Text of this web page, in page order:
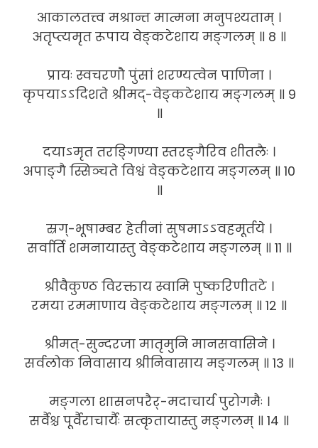
आकालतत्त्व मश्रान्त मात्मना मनुपश्यताम् ।
अतृप्त्यमृत रूपाय वेङ्कटेशाय मङ्गलम् ॥ 8 ॥
प्रायः स्वचरणौ पुंसां शरण्यत्वेन पाणिना ।
कृपयाऽऽदिशते श्रीमद्-वेङ्कटेशाय मङ्गलम् ॥ 9
॥
दयाऽमृत तरङ्गिण्या स्तरङ्गैरिव शीतलैः ।
अपाङ्गै स्सिञ्चते विश्वं वेङ्कटेशाय मङ्गलम् ॥ 10
॥
स्रग्-भूषाम्बर हेतीनां सुषमाऽऽवहमूर्तये ।
सर्वार्ति शमनायास्तु वेङ्कटेशाय मङ्गलम् ॥ 11 ॥
श्रीवैकुण्ठ विरक्ताय स्वामि पुष्करिणीतटे ।
रमया रममाणाय वेङ्कटेशाय मङ्गलम् ॥ 12 ॥
श्रीमत्-सुन्दरजा मातृमुनि मानसवासिने ।
सर्वलोक निवासाय श्रीनिवासाय मङ्गलम् ॥ 13 ॥
मङ्गला शासनपरैर्-मदाचार्य पुरोगमैः ।
सर्वैश्च पूर्वैराचार्यैः सत्कृतायास्तु मङ्गलम् ॥ 14 ॥